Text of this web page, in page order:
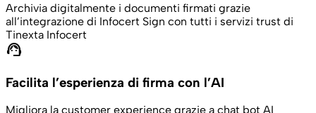
Archivia digitalmente i documenti firmati grazie
all’integrazione di Infocert Sign con tutti i servizi trust di
Tinexta Infocert
support_agent
Facilita l’esperienza di firma con l’AI
Migliora la customer experience grazie a chat bot AI